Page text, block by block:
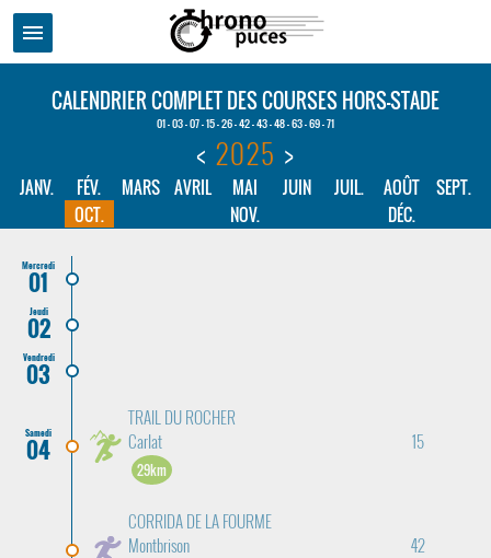
menu
CALENDRIER COMPLET DES COURSES HORS-STADE
01 - 03 - 07 - 15 - 26 - 42 - 43 - 48 - 63 - 69 - 71
< 2025 >
JANV. FÉV. MARS AVRIL MAI JUIN JUIL. AOÛT
SEPT.
OCT.
NOV. DÉC.
Mercredi
01
Jeudi
02
Vendredi
03
Samedi
04
TRAIL DU ROCHER
Carlat
15
29km
CORRIDA DE LA FOURME
Montbrison
42